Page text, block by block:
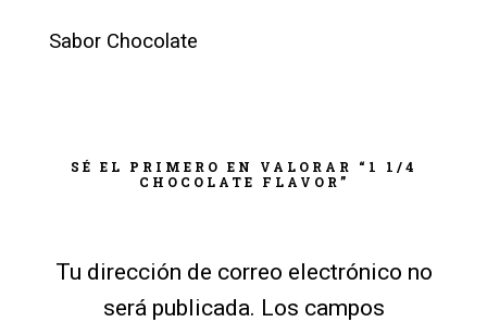
Sabor Chocolate
SÉ EL PRIMERO EN VALORAR “1 1/4
CHOCOLATE FLAVOR”
Tu dirección de correo electrónico no
será publicada. Los campos